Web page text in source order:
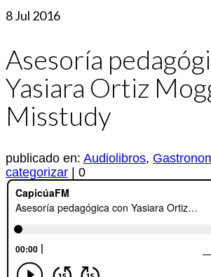
8Jul 2016
Asesoría
Yasiara Ortiz
Misstudy
publicado en: Audiolibros,
categorizar
0